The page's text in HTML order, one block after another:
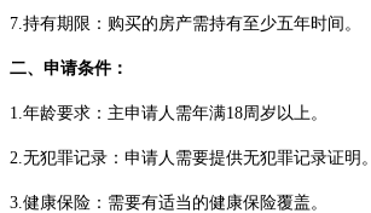
7.持有期限：购买的房产需持有至少五年时间。
二、申请条件：
1.年龄要求：主申请人需年满18周岁以上。
2.无犯罪记录：申请人需要提供无犯罪记录证明。
3.健康保险：需要有适当的健康保险覆盖。